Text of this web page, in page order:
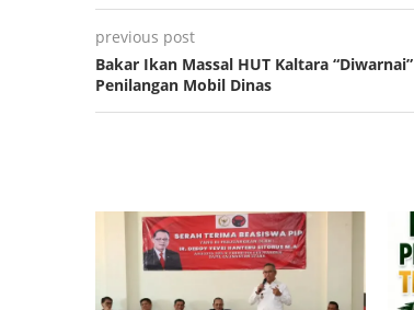
previous post
Bakar Ikan Massal HUT Kaltara “Diwarnai”
Penilangan Mobil Dinas